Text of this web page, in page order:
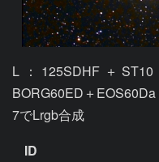
L：125SDHF＋
BORG60ED＋
7でLrgb合成
ID